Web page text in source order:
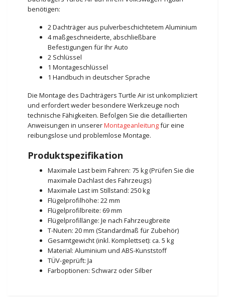
benötigen:
2 Dachträger aus pulverbeschichtetem Aluminium
4 maßgeschneiderte, abschließbare
Befestigungen für Ihr Auto
2 Schlüssel
1 Montageschlüssel
1 Handbuch in deutscher Sprache
Die Montage des Dachträgers Turtle Air ist unkompliziert
und erfordert weder besondere Werkzeuge noch
technische Fähigkeiten. Befolgen Sie die detaillierten
Anweisungen in unsererMontageanleitungfür eine
reibungslose und problemlose Montage.
Produktspezifikation
Maximale Last beim Fahren: 75 kg (Prüfen Sie die
maximale Dachlast des Fahrzeugs)
Maximale Last im Stillstand: 250 kg
Flügelprofilhöhe: 22 mm
Flügelprofilbreite: 69 mm
Flügelprofillänge: Je nach Fahrzeugbreite
T-Nuten: 20 mm (Standardmaß für Zubehör)
Gesamtgewicht (inkl. Komplettset): ca. 5 kg
Material: Aluminium und ABS-Kunststoff
TÜV-geprüft: Ja
Farboptionen: Schwarz oder Silber